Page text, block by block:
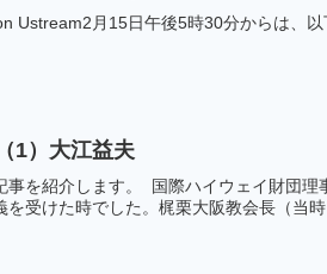
Ustream2月15日午後5時30分からは、
1）大江益夫
事を紹介します。 国際ハイウェイ財団
を受けた時でした。梶栗大阪教会長（当